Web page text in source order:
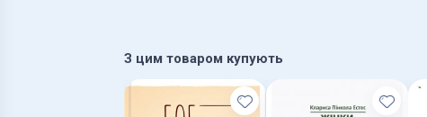
З цим товаром купують